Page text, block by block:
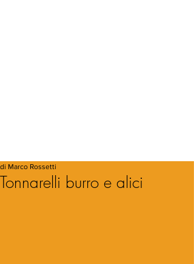
Tonnarelli burro e alici
di Marco Rossetti